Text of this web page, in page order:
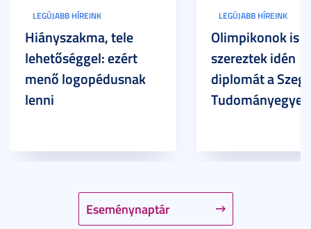
Eseménynaptár
LEGÚJABB HÍREINK
Hiányszakma, tele
lehetőséggel: ezért
menő logopédusnak
lenni
LEGÚJABB HÍREINK
Olimpikonok is
szereztek idén
diplomát a